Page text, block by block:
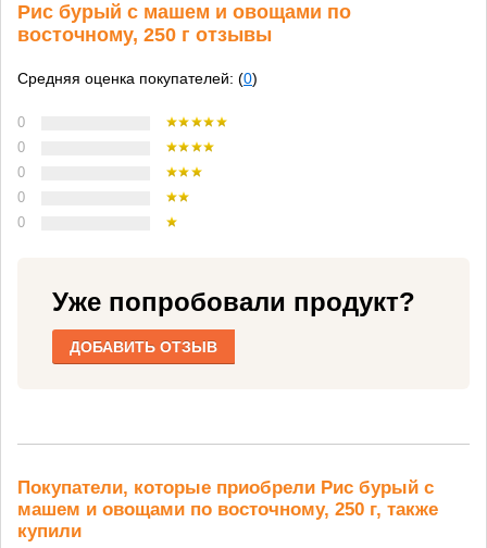
Рис бурый с машем и овощами по
восточному, 250 г отзывы
Средняя оценка покупателей: (0)
0
0
0
0
0
Уже попробовали продукт?
ДОБАВИТЬ ОТЗЫВ
Покупатели, которые приобрели Рис бурый с
машем и овощами по восточному, 250 г, также
купили